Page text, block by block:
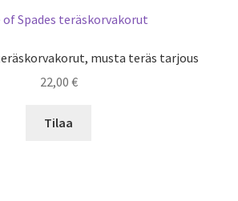
musta teräs tarjous
22,00 €
Tilaa